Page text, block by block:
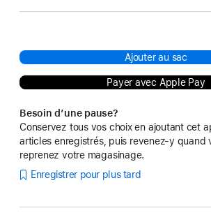
Ajouter au sac
Payer avec Apple Pay
Besoin d’une pause?
Conservez tous vos choix en ajoutant cet
articles enregistrés, puis revenez-y quand
reprenez votre magasinage.
Enregistrer pour plus tard